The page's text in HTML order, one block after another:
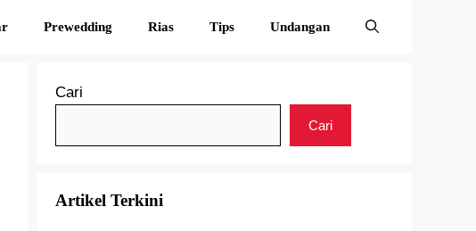
Prewedding Rias Tips Undangan
Cari
Cari
Artikel Terkini